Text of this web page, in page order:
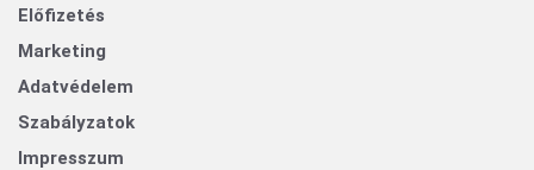
Előfizetés
Marketing
Adatvédelem
Szabályzatok
Impresszum